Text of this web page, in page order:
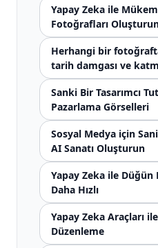
Yapay Zeka ile
Fotoğrafları
Herhangi bir
tarih damgası ve
Sanki Bir Tasarımcı
Pazarlama Görselleri
Sosyal Medya için
AI Sanatı Oluşturun
Yapay Zeka ile Düğün
Daha Hızlı
Yapay Zeka Araçları
Düzenleme